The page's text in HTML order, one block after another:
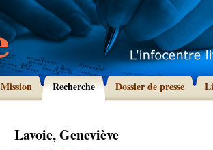
Mission Recherche Dossier de presse
Lavoie, Geneviève